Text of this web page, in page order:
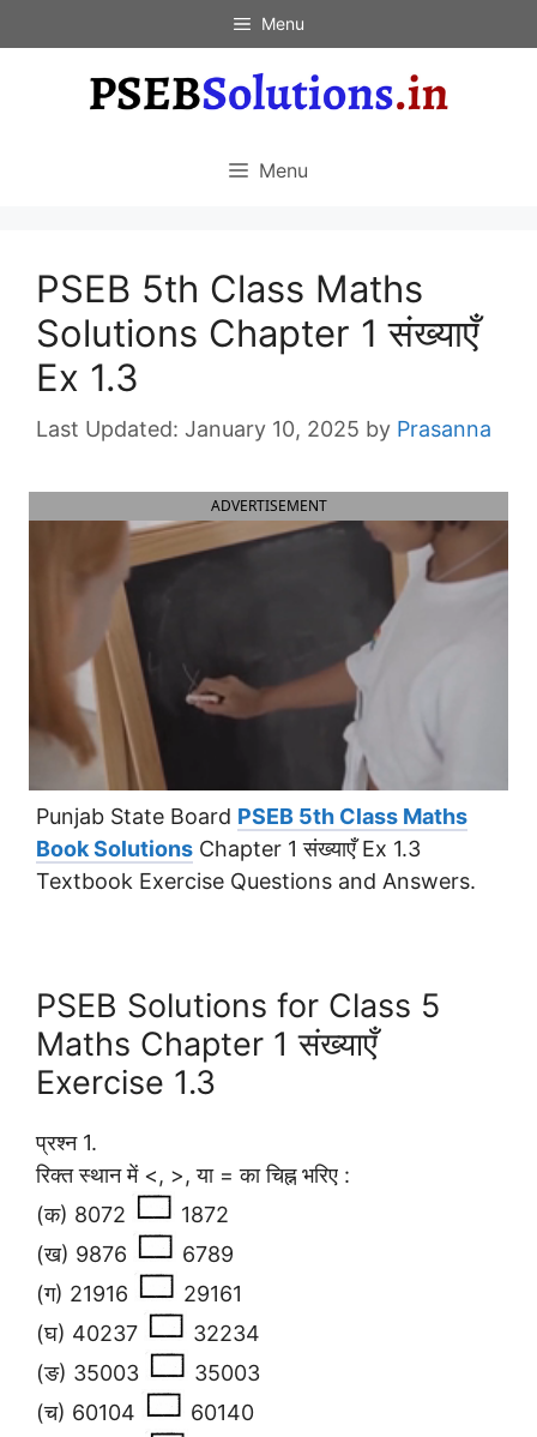
to
Menu
Menu
PSEB 5th Class Maths
Solutions Chapter 1 संख्याएँ
Ex 1.3
January 10, 2025 by Prasanna
ADVERTISEMENT
Punjab State Board PSEB 5th Class Maths
Book Solutions Chapter 1 संख्याएँ Ex 1.3
Textbook Exercise Questions and Answers.
PSEB Solutions for Class 5
Maths Chapter 1 संख्याएँ
Exercise 1.3
प्रश्न 1.
रिक्त स्थान में <, >, या = का चिह्न भरिए :
(क) 8072
1872
(ख) 9876
6789
(ग) 21916
29161
(घ) 40237
32234
(ङ) 35003
35003
(च) 60104
60140